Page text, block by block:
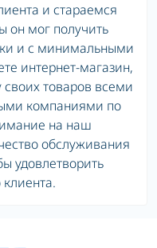
и стараемся
он мог получить
и с минимальными
интернет-магазин,
своих товаров всеми
компаниями по
на наш
обслуживания
удовлетворить